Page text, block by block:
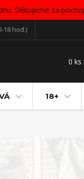
Děkujeme za
18 hod.)
0 ks
18+